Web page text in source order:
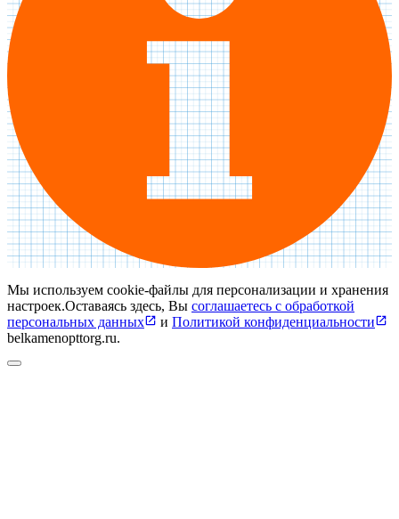
Мы используем cookie‑файлы для персонализации и хранения
настроек.Оставаясь здесь, Вы соглашаетесь с обработкой
персональных данных
и Политикой конфиденциальности
belkamenopttorg.ru.